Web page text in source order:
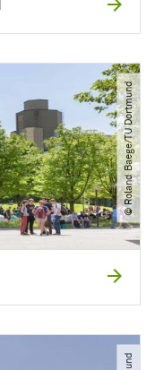
© Roland Baege​/​TU Dortmund